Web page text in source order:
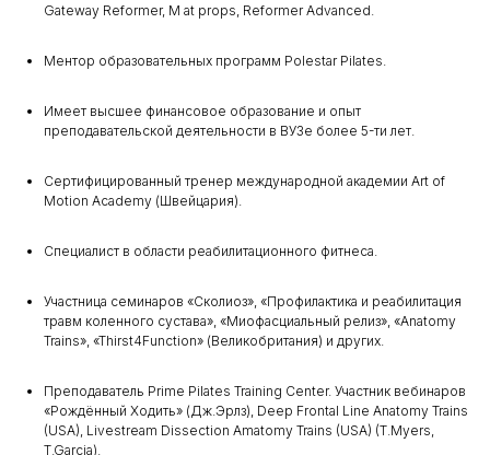
Gateway Reformer, M at props, Reformer Advanced.
Ментор образовательных программ Polestar Pilates.
Имеет высшее финансовое образование и опыт
преподавательской деятельности в ВУЗе более 5-ти лет.
Сертифицированный тренер международной академии Art of
Motion Academy (Швейцария).
Специалист в области реабилитационного фитнеса.
Участница семинаров «Сколиоз», «Профилактика и реабилитация
травм коленного сустава», «Миофасциальный релиз», «Anatomy
Trains», «Thirst4Function» (Великобритания) и других.
Преподаватель Prime Pilates Training Center. Участник вебинаров
«Рождённый Ходить» (Дж.Эрлз), Deep Frontal Line Anatomy Trains
(USA), Livestream Dissection Amatomy Trains (USA) (T.Myers,
T.Garcia).